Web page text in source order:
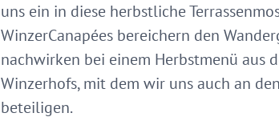
uns ein in diese herbstliche
WinzerCanapées bereichern den
nachwirken bei einem Herbstmenü aus
Winzerhofs, mit dem wir uns auch an
beteiligen.